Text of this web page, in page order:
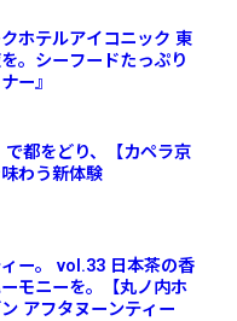
クホテルアイコニック 東
。シーフードたっぷり
ー』
で都をどり、【カペラ京
わう新体験
ー。 vol.33 日本茶の香
モニーを。【丸ノ内ホ
アフタヌーンティー